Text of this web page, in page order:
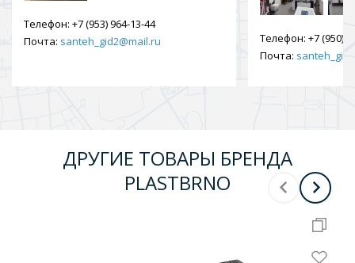
Телефон: +7 (953) 964-13-44
Почта: santeh_gid2@mail.ru Телефон: +7 (950)
Почта:
ДРУГИЕ ТОВАРЫ БРЕНДА
PLASTBRNO